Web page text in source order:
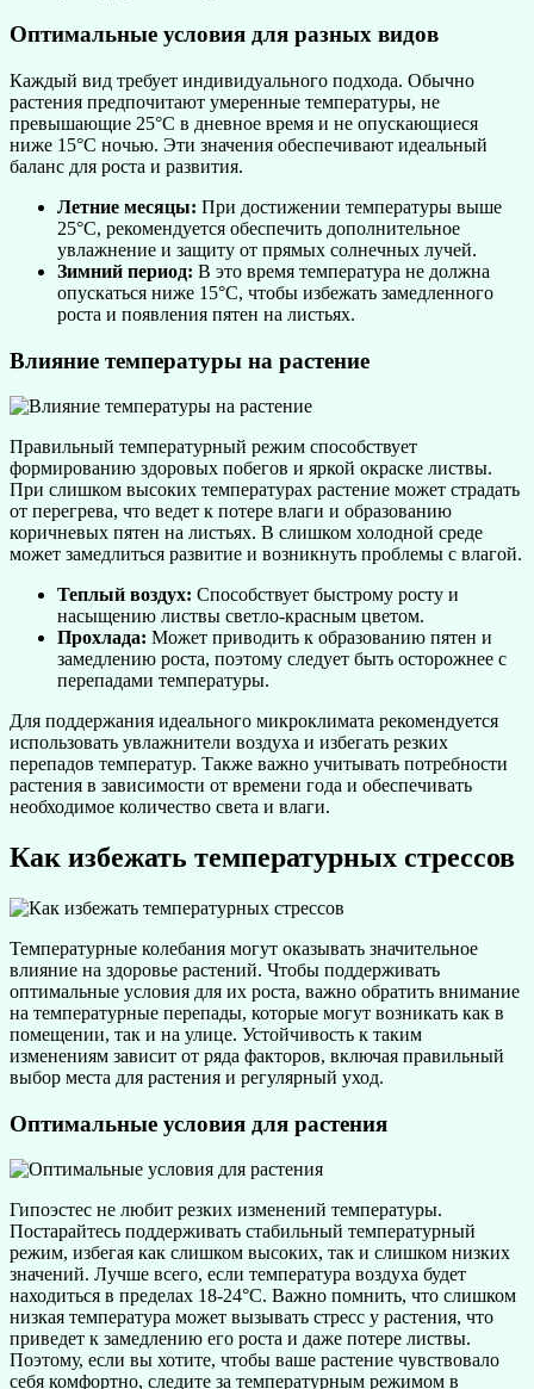
Оптимальные условия для разных видов
Каждый вид требует индивидуального подхода. Обычно
растения предпочитают умеренные температуры, не
превышающие 25°C в дневное время и не опускающиеся
ниже 15°C ночью. Эти значения обеспечивают идеальный
баланс для роста и развития.
Летние месяцы: При достижении температуры выше
25°C, рекомендуется обеспечить дополнительное
увлажнение и защиту от прямых солнечных лучей.
Зимний период: В это время температура не должна
опускаться ниже 15°C, чтобы избежать замедленного
роста и появления пятен на листьях.
Влияние температуры на растение
Правильный температурный режим способствует
формированию здоровых побегов и яркой окраске листвы.
При слишком высоких температурах растение может страдать
от перегрева, что ведет к потере влаги и образованию
коричневых пятен на листьях. В слишком холодной среде
может замедлиться развитие и возникнуть проблемы с влагой.
Теплый воздух: Способствует быстрому росту и
насыщению листвы светло-красным цветом.
Прохлада: Может приводить к образованию пятен и
замедлению роста, поэтому следует быть осторожнее с
перепадами температуры.
Для поддержания идеального микроклимата рекомендуется
использовать увлажнители воздуха и избегать резких
перепадов температур. Также важно учитывать потребности
растения в зависимости от времени года и обеспечивать
необходимое количество света и влаги.
Как избежать температурных стрессов
Температурные колебания могут оказывать значительное
влияние на здоровье растений. Чтобы поддерживать
оптимальные условия для их роста, важно обратить внимание
на температурные перепады, которые могут возникать как в
помещении, так и на улице. Устойчивость к таким
изменениям зависит от ряда факторов, включая правильный
выбор места для растения и регулярный уход.
Оптимальные условия для растения
Гипоэстес не любит резких изменений температуры.
Постарайтесь поддерживать стабильный температурный
режим, избегая как слишком высоких, так и слишком низких
значений. Лучше всего, если температура воздуха будет
находиться в пределах 18-24°C. Важно помнить, что слишком
низкая температура может вызывать стресс у растения, что
приведет к замедлению его роста и даже потере листвы.
Поэтому, если вы хотите, чтобы ваше растение чувствовало
себя комфортно, следите за температурным режимом в